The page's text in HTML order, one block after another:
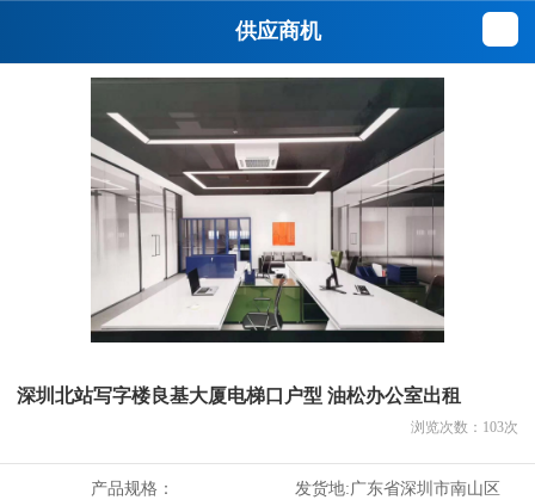
供应商机
深圳北站写字楼良基大厦电梯口户型 油松办公室出租
浏览次数： 103次
产品规格： 发货地:广东省深圳市南山区